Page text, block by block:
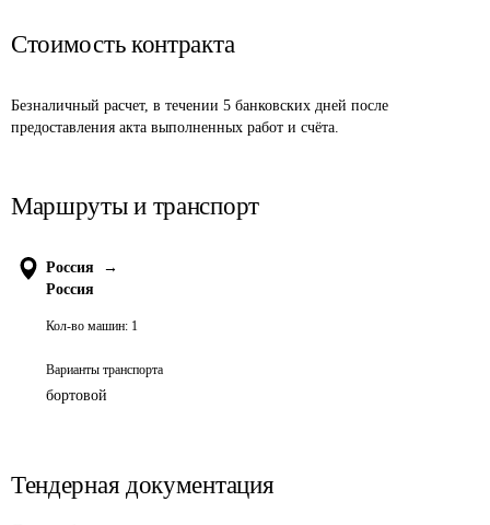
Стоимость контракта
Безналичный расчет, в течении 5 банковских дней после
предоставления акта выполненных работ и счёта.
Маршруты и транспорт
Россия
→
Россия
Кол-во машин: 1
Варианты транспорта
бортовой
Тендерная документация